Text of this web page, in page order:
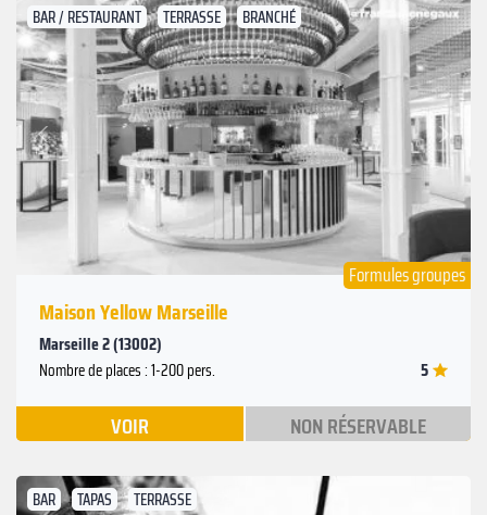
BAR / RESTAURANT TERRASSE BRANCHÉ
Précédent
Suivant
Formules groupes
Maison Yellow Marseille
Marseille 2 (13002)
Nombre de places : 1-200 pers. 5
VOIR NON RÉSERVABLE
BAR TAPAS TERRASSE